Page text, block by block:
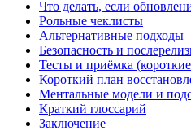
Что делать, если
Рольные чеклисты
Альтернативные подходы
Безопасность и
Тесты и приёмка
Короткий план
Ментальные модели и
Краткий глоссарий
Заключение